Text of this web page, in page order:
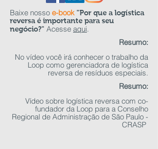
Baixe nosso e-book "Por que a logística
reversa é importante para seu
negócio?" Acesse aqui.
Resumo:
No vídeo você irá conhecer o trabalho da
Loop como gerenciadora de logística
reversa de resíduos especiais.
Resumo:
Vídeo sobre logística reversa com co-
fundador da Loop para a Conselho
Regional de Administração de São Paulo -
CRASP